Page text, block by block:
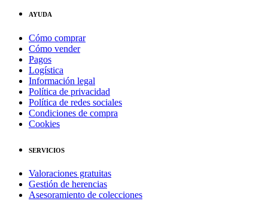
AYUDA
Cómo comprar
Cómo vender
Pagos
Logística
Información legal
Política de privacidad
Política de redes sociales
Condiciones de compra
Cookies
SERVICIOS
Valoraciones gratuitas
Gestión de herencias
Asesoramiento de colecciones